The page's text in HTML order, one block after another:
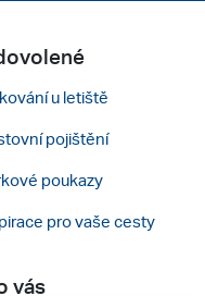
u letiště
pojištění
poukazy
pro vaše cesty
vás